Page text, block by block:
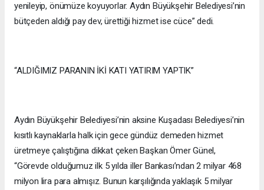
yenileyip, önümüze koyuyorlar. Aydın Büyükşehir Belediyesi’nin
bütçeden aldığı pay dev, ürettiği hizmet ise cüce” dedi.
“ALDIĞIMIZ PARANIN İKİ KATI YATIRIM YAPTIK”
Aydın Büyükşehir Belediyesi’nin aksine Kuşadası Belediyesi’nin
kısıtlı kaynaklarla halk için gece gündüz demeden hizmet
üretmeye çalıştığına dikkat çeken Başkan Ömer Günel,
“Görevde olduğumuz ilk 5 yılda iller Bankası’ndan 2 milyar 468
milyon lira para almışız. Bunun karşılığında yaklaşık 5 milyar